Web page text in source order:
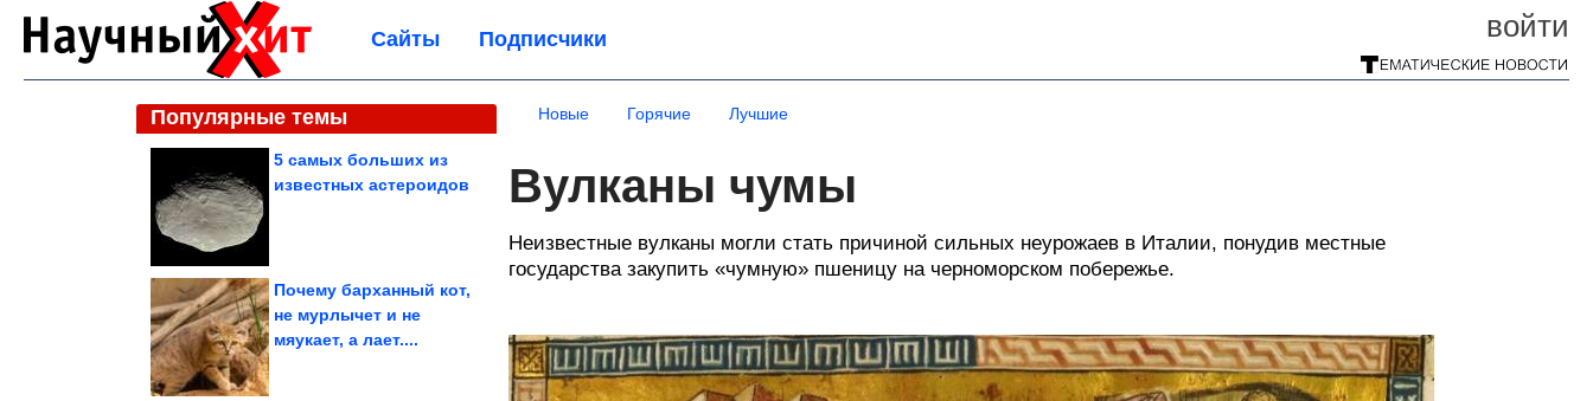
войти
Сайты Подписчики
Популярные темы
5 самых больших из
известных астероидов
Почему барханный кот,
не мурлычет и не
мяукает, а лает....
Новые Горячие Лучшие
Вулканы чумы
Неизвестные вулканы могли стать причиной сильных неурожаев в Италии, понудив местные
государства закупить «чумную» пшеницу на черноморском побережье.